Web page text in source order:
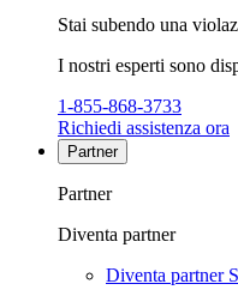
Stai subendo una
I nostri esperti sono
1-855-868-3733
Richiedi assistenza ora
Partner
Partner
Diventa partner
Diventa partner